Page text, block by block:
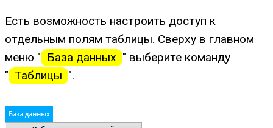
Есть возможность настроить доступ к
отдельным полям таблицы. Сверху в главном
меню " База данных " выберите команду
" Таблицы ".